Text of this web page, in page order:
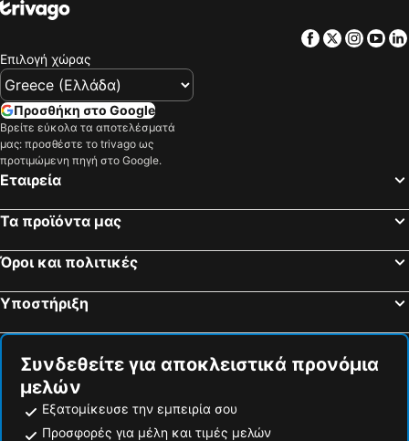
Facebook
Twitter
Επιλογή χώρας
Προσθήκη στο Google
Βρείτε εύκολα τα αποτελέσματά
μας: προσθέστε το trivago ως
προτιμώμενη πηγή στο Google.
Εταιρεία
Τα προϊόντα μας
Όροι και πολιτικές
Υποστήριξη
Συνδεθείτε για αποκλειστικά προνόμια
μελών
Εξατομίκευσε την εμπειρία σου
Προσφορές για μέλη και τιμές μελών